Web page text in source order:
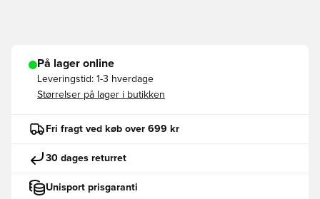
På lager online
Leveringstid: 1-3 hverdage
Størrelser på lager i butikken
Fri fragt ved køb over 699 kr
30 dages returret
Unisport prisgaranti